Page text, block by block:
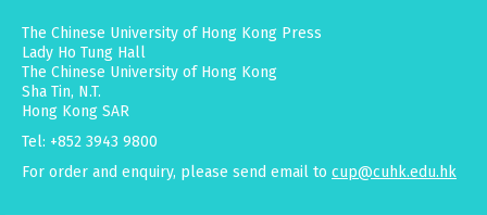
The Chinese University of Hong Kong Press
Lady Ho Tung Hall
The Chinese University of Hong Kong
Sha Tin, N.T.
Hong Kong SAR
Tel: +852 3943 9800
For order and enquiry, please send email to cup@cuhk.edu.hk